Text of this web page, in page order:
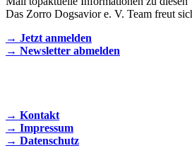
Das Zorro Dogsavior e. V. Team freut
→ Jetzt anmelden
→ Newsletter abmelden
→ Kontakt
→ Impressum
→ Datenschutz